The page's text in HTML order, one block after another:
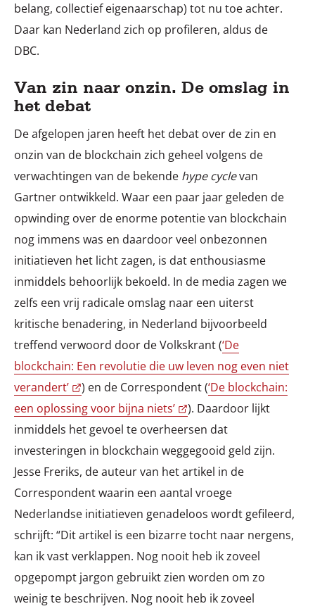
belang, collectief eigenaarschap) tot nu toe achter.
Daar kan Nederland zich op profileren, aldus de
DBC.
Van zin naar onzin. De omslag in
het debat
De afgelopen jaren heeft het debat over de zin en
onzin van de blockchain zich geheel volgens de
verwachtingen van de bekende hype cyclevan
Gartner ontwikkeld. Waar een paar jaar geleden de
opwinding over de enorme potentie van blockchain
nog immens was en daardoor veel onbezonnen
initiatieven het licht zagen, is dat enthousiasme
inmiddels behoorlijk bekoeld. In de media zagen we
zelfs een vrij radicale omslag naar een uiterst
kritische benadering, in Nederland bijvoorbeeld
treffend verwoord door de Volkskrant (‘De
blockchain: Een revolutie die uw leven nog even niet
verandert’
) en de Correspondent (‘De blockchain:
een oplossing voor bijna niets’
). Daardoor lijkt
inmiddels het gevoel te overheersen dat
investeringen in blockchain weggegooid geld zijn.
Jesse Freriks, de auteur van het artikel in de
Correspondent waarin een aantal vroege
Nederlandse initiatieven genadeloos wordt gefileerd,
schrijft: “Dit artikel is een bizarre tocht naar nergens,
kan ik vast verklappen. Nog nooit heb ik zoveel
opgepompt jargon gebruikt zien worden om zo
weinig te beschrijven. Nog nooit heb ik zoveel